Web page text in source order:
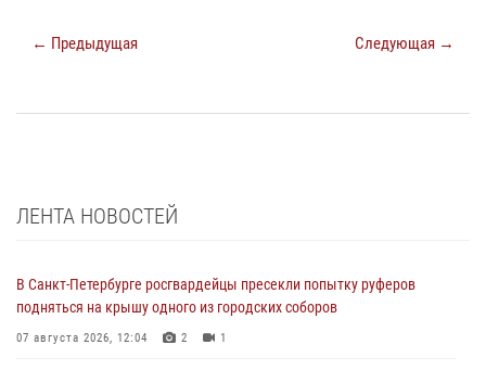
← Предыдущая Следующая →
ЛЕНТА НОВОСТЕЙ
В Санкт-Петербурге росгвардейцы пресекли попытку руферов
подняться на крышу одного из городских соборов
07 августа 2026, 12:04 2 1